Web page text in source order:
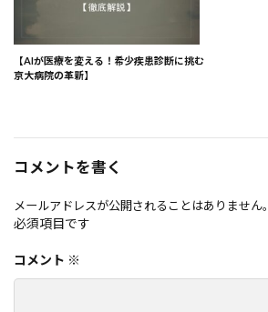
【AIが医療を変える！希少疾患診断に挑む
京大病院の革新】
コメントを書く
メールアドレスが公開されることはありません。
必須項目です
コメント ※